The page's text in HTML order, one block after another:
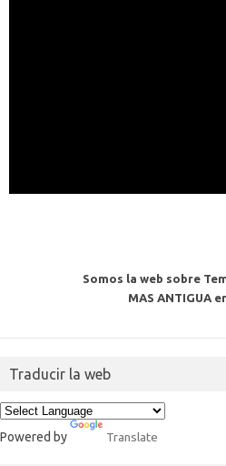
Somos la web sobre
MAS ANTIGUA
Traducir la web
Powered by Translate